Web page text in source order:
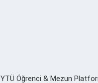
YTÜ Öğrenci & Mezun